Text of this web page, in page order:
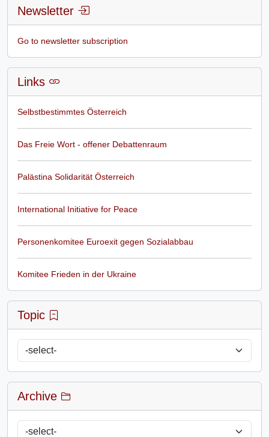
Newsletter
Go to newsletter subscription
Links
Selbstbestimmtes Österreich
Das Freie Wort - offener Debattenraum
Palästina Solidarität Österreich
International Initiative for Peace
Personenkomitee Euroexit gegen Sozialabbau
Komitee Frieden in der Ukraine
Topic
Archive